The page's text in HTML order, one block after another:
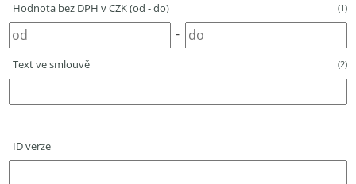
Hodnota bez DPH v CZK (od - do) (1)
-
Text ve smlouvě (2)
ID verze